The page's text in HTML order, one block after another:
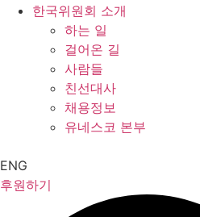
한국위원회 소개
하는 일
걸어온 길
사람들
친선대사
채용정보
유네스코 본부
ENG
후원하기